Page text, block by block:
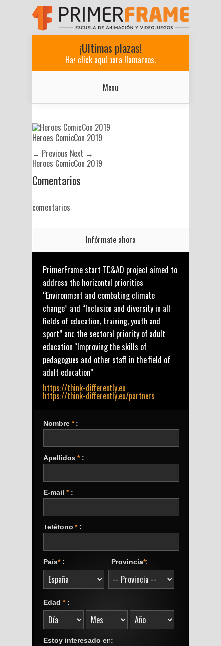
¡Ultimas plazas!
Haz click aquí para llamarnos.
Menu
Heroes ComicCon 2019
← Previous Next →
Heroes ComicCon 2019
Comentarios
comentarios
Infórmate ahora
PrimerFrame start TD&AD project aimed to
address the horizontal priorities
“Environment and combating climate
change” and “Inclusion and diversity in all
fields of education, training, youth and
sport” and the sectoral priority of adult
education “Improving the skills of
pedagogues and other staff in the field of
adult education”
https://think-differently.eu
https://think-differently.eu/partners
Nombre *:
Apellidos *:
E-mail *:
Teléfono *:
País*: Provincia*:
Edad *:
Estoy interesado en: